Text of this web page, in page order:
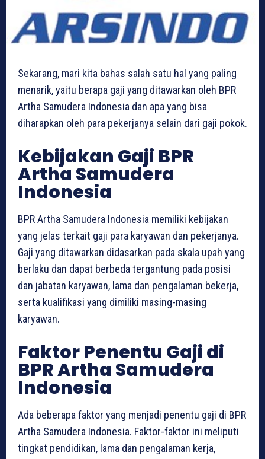
Sekarang, mari kita bahas salah satu hal yang paling
menarik, yaitu berapa gaji yang ditawarkan oleh BPR
Artha Samudera Indonesia dan apa yang bisa
diharapkan oleh para pekerjanya selain dari gaji pokok.
Kebijakan Gaji BPR
Artha Samudera
Indonesia
BPR Artha Samudera Indonesia memiliki kebijakan
yang jelas terkait gaji para karyawan dan pekerjanya.
Gaji yang ditawarkan didasarkan pada skala upah yang
berlaku dan dapat berbeda tergantung pada posisi
dan jabatan karyawan, lama dan pengalaman bekerja,
serta kualifikasi yang dimiliki masing-masing
karyawan.
Faktor Penentu Gaji di
BPR Artha Samudera
Indonesia
Ada beberapa faktor yang menjadi penentu gaji di BPR
Artha Samudera Indonesia. Faktor-faktor ini meliputi
tingkat pendidikan, lama dan pengalaman kerja,